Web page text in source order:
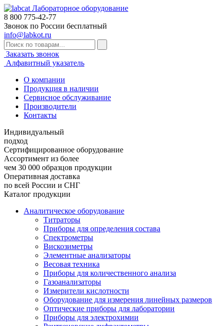
Лабораторное оборудование
8 800 775-42-77
Звонок по России бесплатный
info@labkot.ru
Заказать звонок
Алфавитный указатель
О компании
Продукция в наличии
Сервисное обслуживание
Производители
Контакты
Индивидуальный
подход
Сертифицированное оборудование
Ассортимент из более
чем 30 000 образцов продукции
Оперативная доставка
по всей России и СНГ
Каталог продукции
Аналитическое оборудование
Титраторы
Приборы для определения состава
Спектрометры
Вискозиметры
Элементные анализаторы
Весовая техника
Приборы для количественного анализа
Газоанализаторы
Измерители кислотности
Оборудование для измерения линейных размеров
Оптические приборы для лаборатории
Приборы для электрохимии